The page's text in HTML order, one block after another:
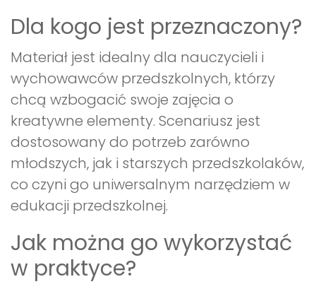
Dla kogo jest przeznaczony?
Materiał jest idealny dla nauczycieli i
wychowawców przedszkolnych, którzy
chcą wzbogacić swoje zajęcia o
kreatywne elementy. Scenariusz jest
dostosowany do potrzeb zarówno
młodszych, jak i starszych przedszkolaków,
co czyni go uniwersalnym narzędziem w
edukacji przedszkolnej.
Jak można go wykorzystać
w praktyce?